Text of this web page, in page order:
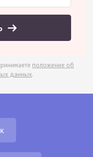
положение об
данных.